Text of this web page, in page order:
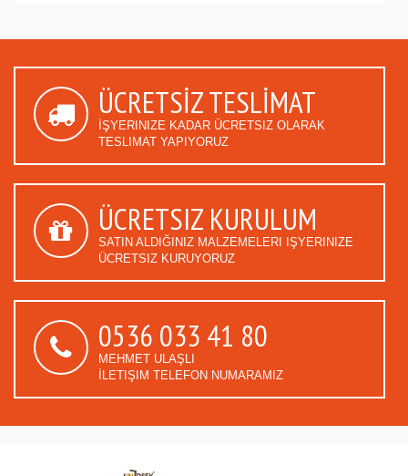
ÜCRETSİZ TESLİMAT
İŞYERINIZE KADAR ÜCRETSIZ OLARAK
TESLIMAT YAPIYORUZ
ÜCRETSIZ KURULUM
SATIN ALDIĞINIZ MALZEMELERI IŞYERINIZE
ÜCRETSIZ KURUYORUZ
0536 033 41 80
MEHMET ULAŞLI
İLETIŞIM TELEFON NUMARAMIZ